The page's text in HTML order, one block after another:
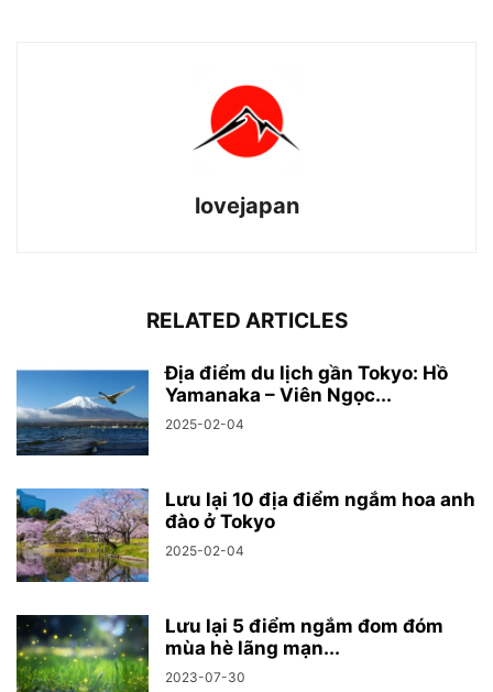
lovejapan
RELATED ARTICLES
Địa điểm du lịch gần Tokyo: Hồ
Yamanaka – Viên Ngọc...
2025-02-04
Lưu lại 10 địa điểm ngắm hoa anh
đào ở Tokyo
2025-02-04
Lưu lại 5 điểm ngắm đom đóm
mùa hè lãng mạn...
2023-07-30